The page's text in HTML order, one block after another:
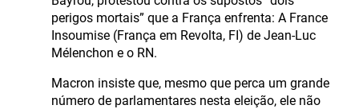
perigos mortais” que a França enfrenta: A France
Insoumise (França em Revolta, FI) de Jean-Luc
Mélenchon e o RN.
Macron insiste que, mesmo que perca um grande
número de parlamentares nesta eleição, ele não